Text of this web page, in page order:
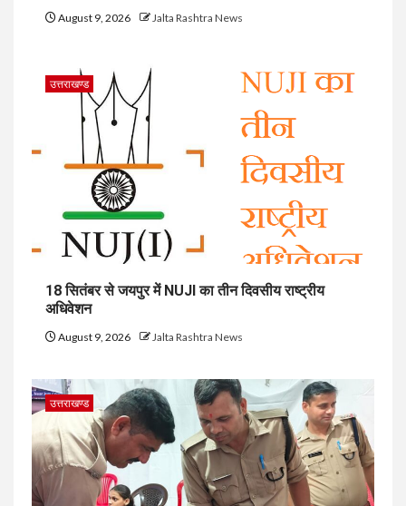
August 9, 2026 Jalta Rashtra News
उत्तराखण्ड
18 सितंबर से जयपुर में NUJI का तीन दिवसीय राष्ट्रीय
अधिवेशन
August 9, 2026 Jalta Rashtra News
उत्तराखण्ड